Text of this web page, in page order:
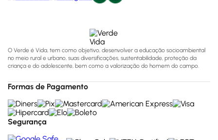
O Verde é Vida, tem como objetivo, desenvolver a educação socioambiental
no meio rural e urbano, suas diversificações, sustentabilidade, proteção da
criança e do adolescente, bem como a valorização do homem do campo.
Formas de Pagamento
Segurança